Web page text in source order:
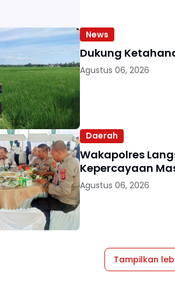
News
Dukung
Agustus 06, 2026
Daerah
Wakapolres
Kepercayaan
Agustus 06, 2026
Tampilkan